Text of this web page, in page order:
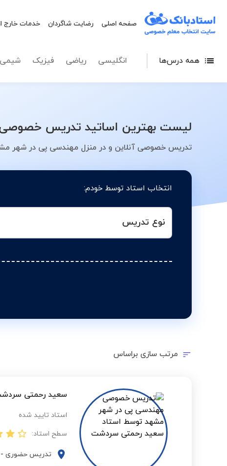
صفحه اصلی رضایت شاگردان خدمات خارج
همه درس‌ها انگلیسی ریاضی فیزیک شیمی
لیست بهترین اساتید تدریس
تدریس خصوصی آنلاین و در منزل مهندسی پی در شهر
انتخاب استاد توسط خودم:
نوع تدریس
مرتب سازی براساس
سعید رحمتی
استاد تایید شده
سطح استاد:
تدریس حضوری -